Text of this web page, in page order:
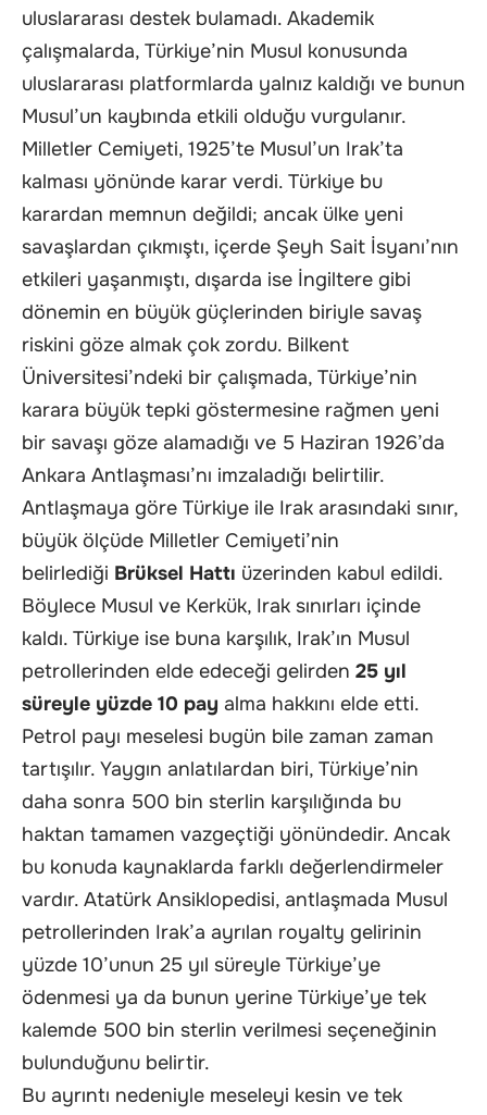
uluslararası destek bulamadı. Akademik
çalışmalarda, Türkiye’nin Musul konusunda
uluslararası platformlarda yalnız kaldığı ve bunun
Musul’un kaybında etkili olduğu vurgulanır.
Milletler Cemiyeti, 1925’te Musul’un Irak’ta
kalması yönünde karar verdi. Türkiye bu
karardan memnun değildi; ancak ülke yeni
savaşlardan çıkmıştı, içerde Şeyh Sait İsyanı’nın
etkileri yaşanmıştı, dışarda ise İngiltere gibi
dönemin en büyük güçlerinden biriyle savaş
riskini göze almak çok zordu. Bilkent
Üniversitesi’ndeki bir çalışmada, Türkiye’nin
karara büyük tepki göstermesine rağmen yeni
bir savaşı göze alamadığı ve 5 Haziran 1926’da
Ankara Antlaşması’nı imzaladığı belirtilir.
Antlaşmaya göre Türkiye ile Irak arasındaki sınır,
büyük ölçüde Milletler Cemiyeti’nin
belirlediği Brüksel Hattı üzerinden kabul edildi.
Böylece Musul ve Kerkük, Irak sınırları içinde
kaldı. Türkiye ise buna karşılık, Irak’ın Musul
petrollerinden elde edeceği gelirden 25 yıl
süreyle yüzde 10 pay alma hakkını elde etti.
Petrol payı meselesi bugün bile zaman zaman
tartışılır. Yaygın anlatılardan biri, Türkiye’nin
daha sonra 500 bin sterlin karşılığında bu
haktan tamamen vazgeçtiği yönündedir. Ancak
bu konuda kaynaklarda farklı değerlendirmeler
vardır. Atatürk Ansiklopedisi, antlaşmada Musul
petrollerinden Irak’a ayrılan royalty gelirinin
yüzde 10’unun 25 yıl süreyle Türkiye’ye
ödenmesi ya da bunun yerine Türkiye’ye tek
kalemde 500 bin sterlin verilmesi seçeneğinin
bulunduğunu belirtir.
Bu ayrıntı nedeniyle meseleyi kesin ve tek